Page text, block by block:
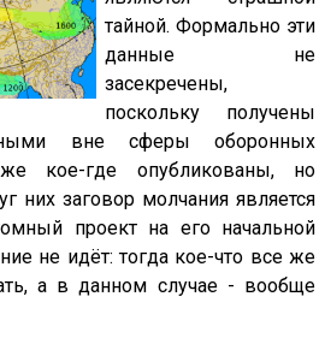
тайной. Формально эти
данные не
засекречены,
поскольку получены
вне сферы оборонных
кое-где опубликованы, но
них заговор молчания является
проект на его начальной
не идёт: тогда кое-что все же
а в данном случае - вообще